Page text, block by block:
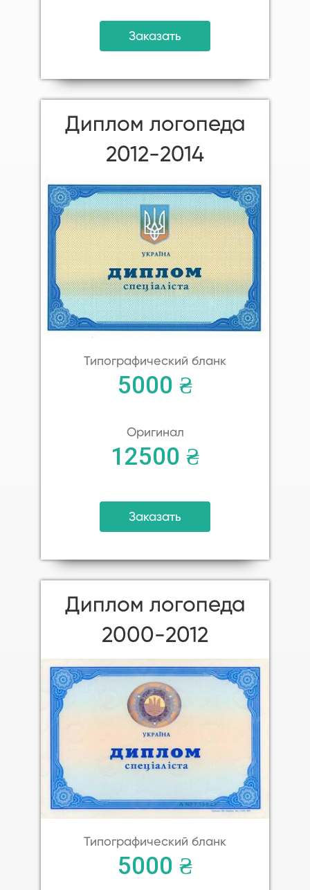
Заказать
Диплом логопеда
2012-2014
Типографический бланк
5000 ₴
Оригинал
12500 ₴
Заказать
Диплом логопеда
2000-2012
Типографический бланк
5000 ₴